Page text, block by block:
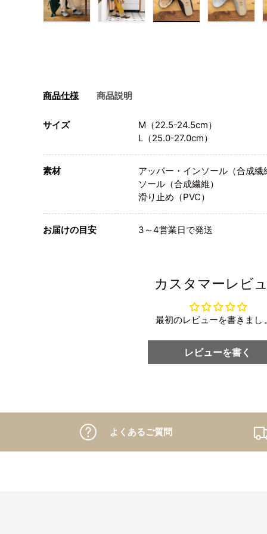
商品仕様 商品説明
サイズ
M（22.5-24.5cm）
L（25.0-27.0cm）
素材
アッパー・インソール（合成繊
ソール（合成繊維）
滑り止め（PVC）
お届けの目安 3～4営業日で発送
カスタマーレビ
最初のレビューを書きまし
レビューを書く
よくあるご質問